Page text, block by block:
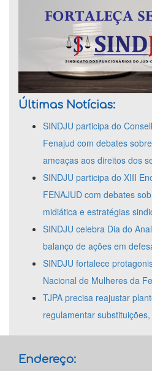
Últimas Notícias:
SINDJU participa do
Fenajud com debates
ameaças aos direitos dos
SINDJU participa do XIII
FENAJUD com debates
midiática e estratégias
SINDJU celebra Dia do
balanço de ações em
SINDJU fortalece
Nacional de Mulheres da
TJPA precisa reajustar
regulamentar
Endereço: